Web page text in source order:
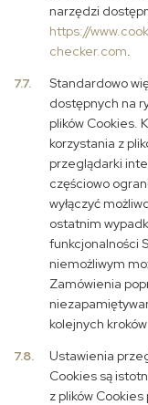
narzędzi
https://
checker.com.
7.7.
Standardowo
dostępnych na
plików Cookies.
korzystania z
przeglądarki
częściowo
wyłączyć
ostatnim
funkcjonalności
niemożliwym
Zamówienia
kolejnych
7.8.
Ustawienia
Cookies są
z plików